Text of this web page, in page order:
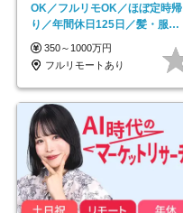
OK／フルリモOK／ほぼ定時帰
り／年間休日125日／髪・服・
ネイル自由／副業OK
350～1000万円
フルリモートあり